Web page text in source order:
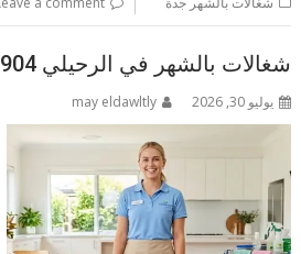
شغالات بالشهر في الرحيلي 0562346904
يوليو 30, 2026 may eldawltly